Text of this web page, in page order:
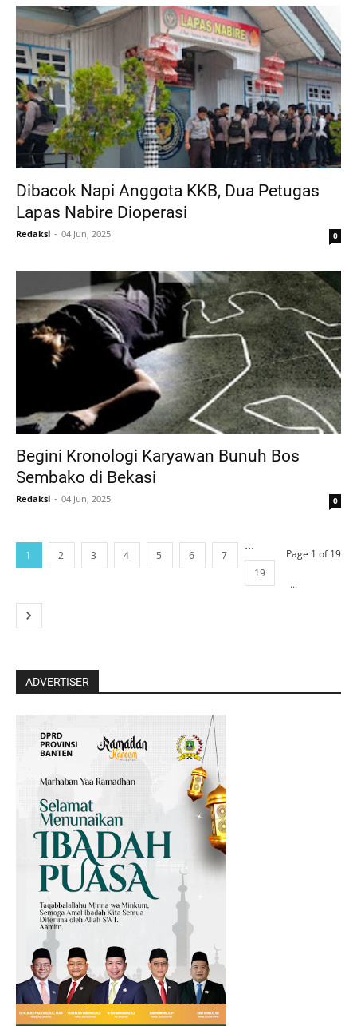
Dibacok Napi Anggota KKB, Dua Petugas
Lapas Nabire Dioperasi
Redaksi 04 Jun, 2025 0
Begini Kronologi Karyawan Bunuh Bos
Sembako di Bekasi
Redaksi 04 Jun, 2025 0
Page 1 of 19
1 2 3 4 5 6 7
...
19
...
ADVERTISER